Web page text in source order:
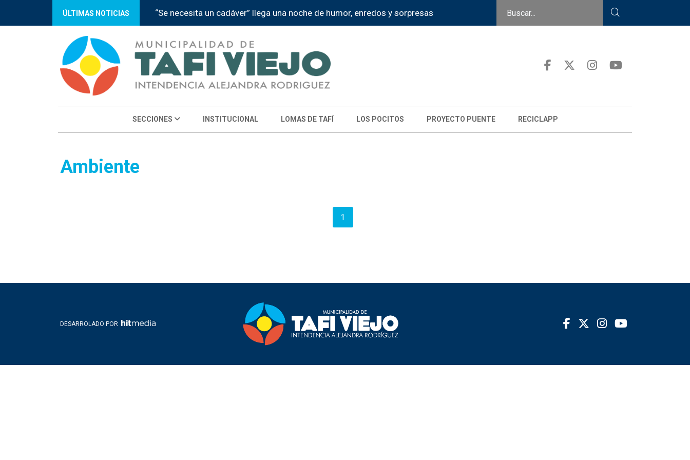
ÚLTIMAS NOTICIAS “Se necesita un cadáver” llega una noche de humor, enredos y sorpresas
SECCIONES INSTITUCIONAL LOMAS DE TAFÍ LOS POCITOS PROYECTO PUENTE RECICLAPP
Ambiente
1
DESARROLADO POR